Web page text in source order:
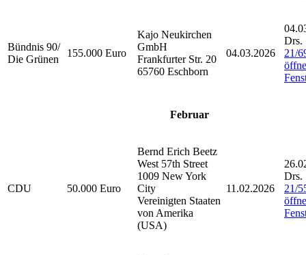
Bündnis 90/
Die Grünen
155.000 Euro
Kajo Neukirchen
GmbH
Frankfurter Str. 20
65760 Eschborn
04.03.2026
Drs.
21/
Februar
CDU 50.000 Euro
Bernd Erich Beetz
West 57th Street
1009 New York
City
Vereinigten Staaten
von Amerika
(USA)
11.02.2026
Drs.
21/